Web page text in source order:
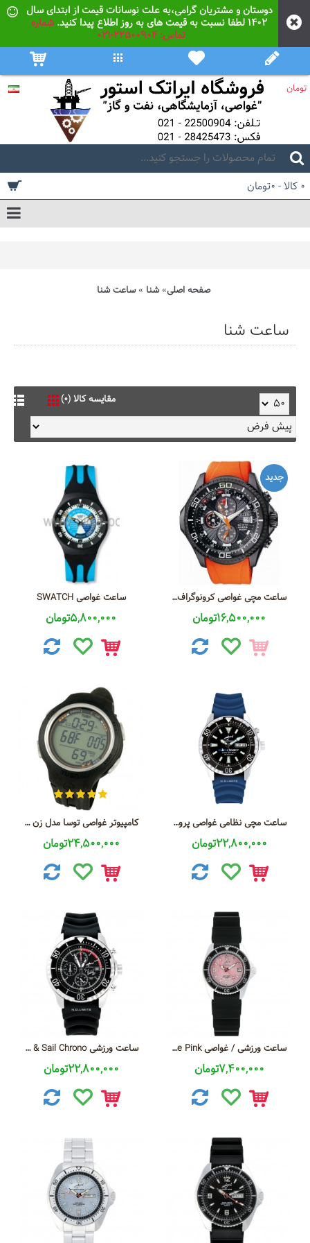
دوستان و مشتریان گرامی،به علت نوسانات قیمت از ابتدای سال
۱۴۰۲ لطفا نسبت به قیمت های به روز اطلاع پیدا کنید. شماره
تماس: 22500904-021
تومان
0 کالا - 0تومان
صفحه اصلی شنا ساعت شنا
ساعت شنا
مقایسه کالا (0)
ساعت غواصی SWATCH
5,800,000تومان
جديد
ساعت مچی غواصی کرونوگراف سیتیزن مدل BJ2119-06E
16,500,000تومان
کامپیوتر غواصی توسا مدل زن آی کیو 900 ایی
24,500,000تومان
ساعت مچی نظامی غواصی پروژه کوسه CB-1000-SP
22,800,000تومان
ساعت ورزشی CB Surf & Sail Chrono
22,800,000تومان
ساعت ورزشی / غواصی CBL CHRIS BENZ Anemone Pink
7,400,000تومان